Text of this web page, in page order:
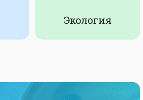
Экология